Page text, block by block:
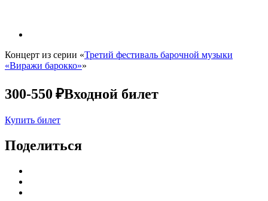
Концерт из серии «Третий фестиваль барочной музыки
«Виражи барокко»»
300-550 ₽Входной билет
Купить билет
Поделиться